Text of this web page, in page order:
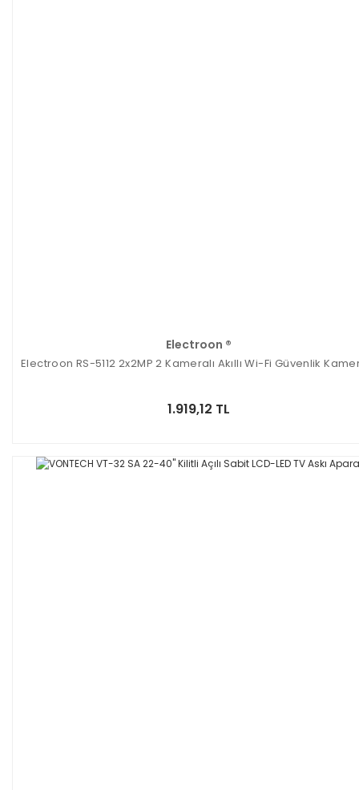
Electroon ®
Electroon RS-5112 2x2MP 2 Kameralı Akıllı Wi-Fi Güvenlik
1.919,12 TL